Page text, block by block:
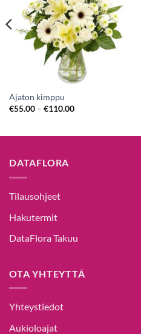
Ajaton kimppu
€55.00– €110.00
DATAFLORA
Tilausohjeet
Hakutermit
DataFlora Takuu
OTA YHTEYTTÄ
Yhteystiedot
Aukioloajat